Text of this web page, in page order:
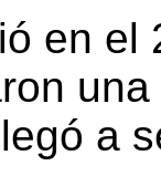
en el
a